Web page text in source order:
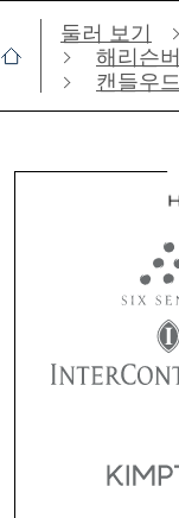
둘러 보기
해리슨
캔들우